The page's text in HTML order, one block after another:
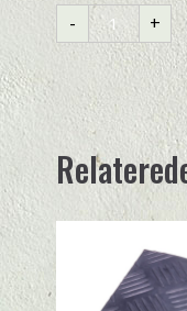
-
Straight
kasse
antal
+